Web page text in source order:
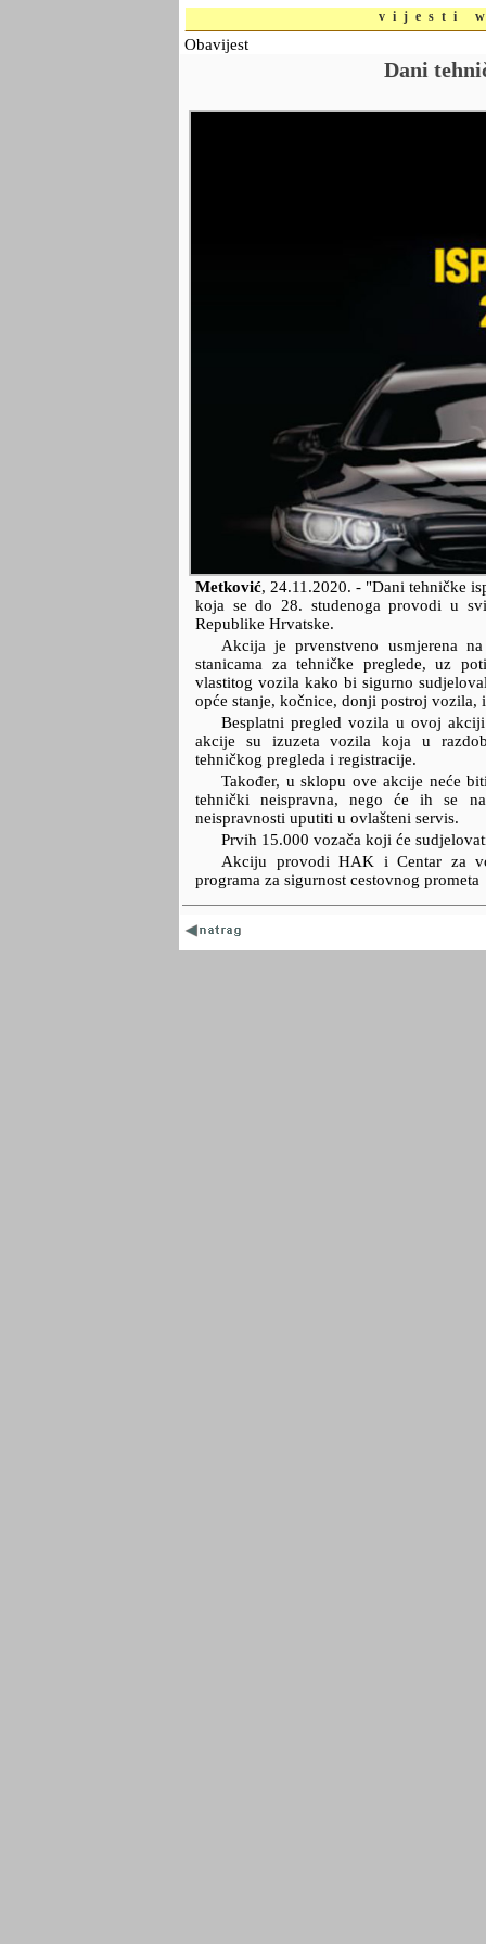
vijesti
Obavijest
Dani
Metković, 24.11.2020. - "Dani tehničke
koja se do 28. studenoga provodi u
Republike Hrvatske.
Akcija je prvenstveno usmjerena
stanicama za tehničke preglede, uz
vlastitog vozila kako bi sigurno
opće stanje, kočnice, donji postroj
Besplatni pregled vozila u ovoj
akcije su izuzeta vozila koja u
tehničkog pregleda i registracije.
Također, u sklopu ove akcije neće
tehnički neispravna, nego će ih se
neispravnosti uputiti u ovlašteni servis.
Prvih 15.000 vozača koji će
Akciju provodi HAK i Centar za
programa za sigurnost cestovnog prometa